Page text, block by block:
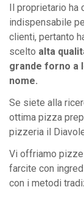
Il proprietario
indispensabile
clienti, pertanto
scelto alta
grande forno a
nome.
Se siete alla
ottima pizza
pizzeria il
Vi offriamo
farcite con
con i metodi